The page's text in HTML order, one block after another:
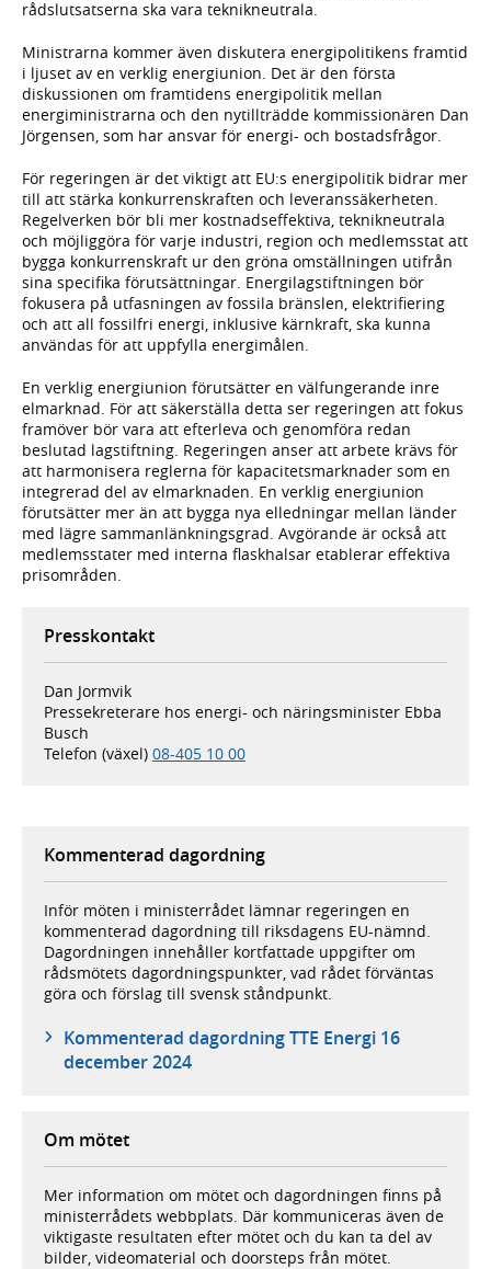
rådslutsatserna ska vara teknikneutrala.
Ministrarna kommer även diskutera energipolitikens framtid
i ljuset av en verklig energiunion. Det är den första
diskussionen om framtidens energipolitik mellan
energiministrarna och den nytillträdde kommissionären Dan
Jörgensen, som har ansvar för energi- och bostadsfrågor.
För regeringen är det viktigt att EU:s energipolitik bidrar mer
till att stärka konkurrenskraften och leveranssäkerheten.
Regelverken bör bli mer kostnadseffektiva, teknikneutrala
och möjliggöra för varje industri, region och medlemsstat att
bygga konkurrenskraft ur den gröna omställningen utifrån
sina specifika förutsättningar. Energilagstiftningen bör
fokusera på utfasningen av fossila bränslen, elektrifiering
och att all fossilfri energi, inklusive kärnkraft, ska kunna
användas för att uppfylla energimålen.
En verklig energiunion förutsätter en välfungerande inre
elmarknad. För att säkerställa detta ser regeringen att fokus
framöver bör vara att efterleva och genomföra redan
beslutad lagstiftning. Regeringen anser att arbete krävs för
att harmonisera reglerna för kapacitetsmarknader som en
integrerad del av elmarknaden. En verklig energiunion
förutsätter mer än att bygga nya elledningar mellan länder
med lägre sammanlänkningsgrad. Avgörande är också att
medlemsstater med interna flaskhalsar etablerar effektiva
prisområden.
Presskontakt
Dan Jormvik
Pressekreterare hos energi- och näringsminister Ebba
Busch
Telefon (växel) 08-405 10 00
Kommenterad dagordning
Inför möten i ministerrådet lämnar regeringen en
kommenterad dagordning till riksdagens EU-nämnd.
Dagordningen innehåller kortfattade uppgifter om
rådsmötets dagordningspunkter, vad rådet förväntas
göra och förslag till svensk ståndpunkt.
Kommenterad dagordning TTE Energi 16
december 2024
Om mötet
Mer information om mötet och dagordningen finns på
ministerrådets webbplats. Där kommuniceras även de
viktigaste resultaten efter mötet och du kan ta del av
bilder, videomaterial och doorsteps från mötet.